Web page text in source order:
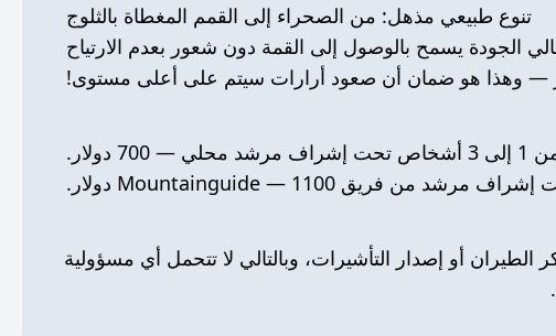
تنوع طبيعي مذهل: من الصحراء إلى القمم المغطاة بالثلوج
الجودة يسمح بالوصول إلى القمة دون شعور بعدم الارتياح
دولار.
أو إصدار التأشيرات، وبالتالي لا تتحمل أي مسؤولية